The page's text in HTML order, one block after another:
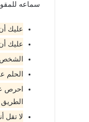
سماعه
عليك
عليك
الشخص
الحلم
احرص
لا تقل